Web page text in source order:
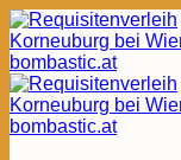
Zum
Inhalt
springen